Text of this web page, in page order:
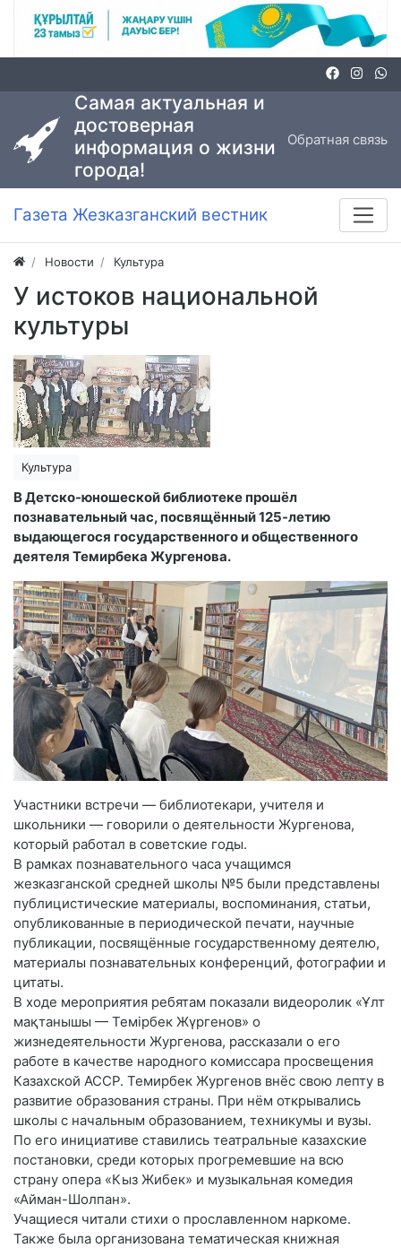
Самая актуальная и
достоверная
информация о жизни
города!
Обратная связь
Газета Жезказганский вестник
Новости Культура
У истоков национальной
культуры
Культура
В Детско-юношеской библиотеке прошёл
познавательный час, посвящённый 125-летию
выдающегося государственного и общественного
деятеля Темирбека Жургенова.
Участники встречи — библиотекари, учителя и
школьники — говорили о деятельности Жургенова,
который работал в советские годы.
В рамках познавательного часа учащимся
жезказганской средней школы №5 были представлены
публицистические материалы, воспоминания, статьи,
опубликованные в периодической печати, научные
публикации, посвящённые государственному деятелю,
материалы познавательных конференций, фотографии и
цитаты.
В ходе мероприятия ребятам показали видеоролик «Ұлт
мақтанышы — Темірбек Жүргенов» о
жизнедеятельности Жургенова, рассказали о его
работе в качестве народного комиссара просвещения
Казахской АССР. Темирбек Жургенов внёс свою лепту в
развитие образования страны. При нём открывались
школы с начальным образованием, техникумы и вузы.
По его инициативе ставились театральные казахские
постановки, среди которых прогремевшие на всю
страну опера «Кыз Жибек» и музыкальная комедия
«Айман-Шолпан».
Учащиеся читали стихи о прославленном наркоме.
Также была организована тематическая книжная